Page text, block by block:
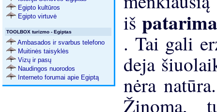
Egipto kultūros
Egipto virtuvė
TOOLBOX turizmo - Egiptas
Ambasados ​​ir svarbus telefono
Muitinės taisyklės
Vizų ir pasų
Naudingos nuorodos
Interneto forumai apie Egiptą
iš
. Tai gali
deja
nėra
Žinoma,